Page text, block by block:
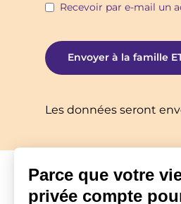
Recevoir par e-mail un
Les données seront